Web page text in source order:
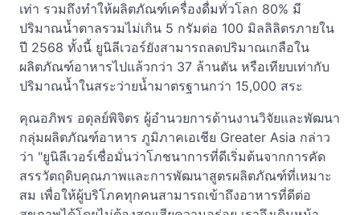
เท่า รวมถึงทำให้ผลิตภัณฑ์เครื่องดื่มทั่วโลก 80% มี
ปริมาณน้ำตาลรวมไม่เกิน 5 กรัมต่อ 100 มิลลิลิตรภายใน
ปี 2568 ทั้งนี้ ยูนิลีเวอร์ยังสามารถลดปริมาณเกลือใน
ผลิตภัณฑ์อาหารไปแล้วกว่า 37 ล้านตัน หรือเทียบเท่ากับ
ปริมาณน้ำในสระว่ายน้ำมาตรฐานกว่า 15,000 สระ
คุณอภิพร อดุลย์พิจิตร ผู้อำนวยการด้านงานวิจัยและพัฒนา
กลุ่มผลิตภัณฑ์อาหาร ภูมิภาคเอเชีย Greater Asia กล่าว
ว่า "ยูนิลีเวอร์เชื่อมั่นว่าโภชนาการที่ดีเริ่มต้นจากการคัด
สรรวัตถุดิบคุณภาพและการพัฒนาสูตรผลิตภัณฑ์ที่เหมาะ
สม เพื่อให้ผู้บริโภคทุกคนสามารถเข้าถึงอาหารที่ดีต่อ